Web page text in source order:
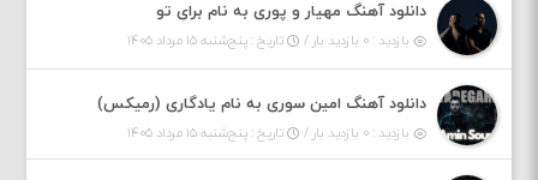
دانلود آهنگ مهیار و پوری به نام برای تو
بازدید : ۰ بازدید بار / تاریخ : پنج‌شنبه ۱۵ مرداد ۱۴۰۵
دانلود آهنگ امین سوری به نام یادگاری (رمیکس)
بازدید : ۰ بازدید بار / تاریخ : پنج‌شنبه ۱۵ مرداد ۱۴۰۵